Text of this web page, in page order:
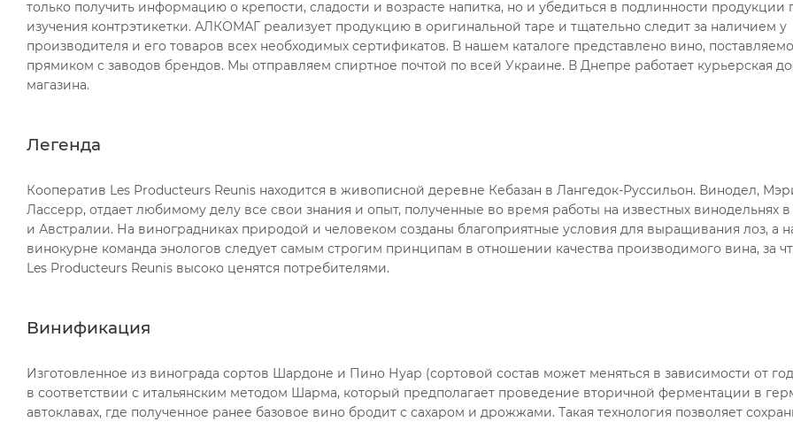
только получить информацию о крепости, сладости и возрасте напитка, но и убедиться в подлинности продукции
изучения контрэтикетки. АЛКОМАГ реализует продукцию в оригинальной таре и тщательно следит за наличием у
производителя и его товаров всех необходимых сертификатов. В нашем каталоге представлено вино,
прямиком с заводов брендов. Мы отправляем спиртное почтой по всей Украине. В Днепре работает курьерская
магазина.
Легенда
Кооператив Les Producteurs Reunis находится в живописной деревне Кебазан в Лангедок-Руссильон. Винодел,
Лассерр, отдает любимому делу все свои знания и опыт, полученные во время работы на известных винодельнях
и Австралии. На виноградниках природой и человеком созданы благоприятные условия для выращивания лоз, а
винокурне команда энологов следует самым строгим принципам в отношении качества производимого вина, за
Les Producteurs Reunis высоко ценятся потребителями.
Винификация
Изготовленное из винограда сортов Шардоне и Пино Нуар (сортовой состав может меняться в зависимости от
в соответствии с итальянским методом Шарма, который предполагает проведение вторичной ферментации в
автоклавах, где полученное ранее базовое вино бродит с сахаром и дрожжами. Такая технология позволяет